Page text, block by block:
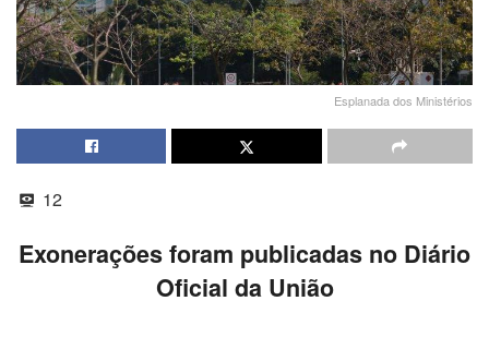
Esplanada dos Ministérios
12
Exonerações foram publicadas no Diário
Oficial da União